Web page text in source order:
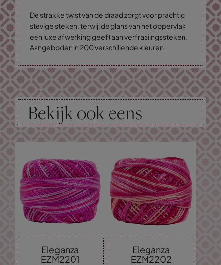
De strakke twist van de draad zorgt voor prachtig
stevige steken, terwijl de glans van het oppervlak
een luxe afwerking geeft aan verfraaiingssteken.
Aangeboden in 200 verschillende kleuren
Bekijk ook eens
Eleganza
EZM2201
Eleganza
EZM2202